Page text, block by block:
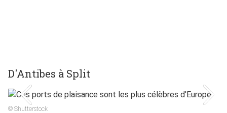
D'Antibes à Split
© Shutterstock